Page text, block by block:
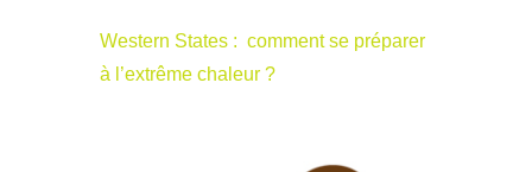
Western States : comment se préparer
à l’extrême chaleur ?